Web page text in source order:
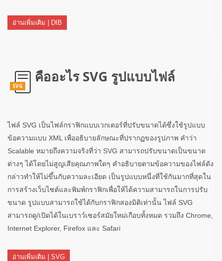
อ่านเพิ่มเติม | DIB
SVG
คืออะไร SVG รูปแบบไฟล์
ไฟล์ SVG เป็นไฟล์กราฟิกแบบเวกเตอร์ที่ปรับขนาดได้ซึ่งใช้รูปแบบ
ข้อความแบบ XML เพื่ออธิบายลักษณะที่ปรากฏของรูปภาพ คำว่า
Scalable หมายถึงความจริงที่ว่า SVG สามารถปรับขนาดเป็นขนาด
ต่างๆ ได้โดยไม่สูญเสียคุณภาพใดๆ คำอธิบายตามข้อความของไฟล์ดัง
กล่าวทำให้ไม่ขึ้นกับความละเอียด เป็นรูปแบบหนึ่งที่ใช้กันมากที่สุดใน
การสร้างเว็บไซต์และพิมพ์กราฟิกเพื่อให้ได้ความสามารถในการปรับ
ขนาด รูปแบบสามารถใช้ได้กับกราฟิกสองมิติเท่านั้น ไฟล์ SVG
สามารถดู/เปิดได้ในเบราว์เซอร์สมัยใหม่เกือบทั้งหมด รวมถึง Chrome,
Internet Explorer, Firefox และ Safari
อ่านเพิ่มเติม | SVG